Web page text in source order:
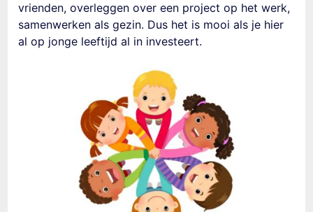
vrienden, overleggen over een project op het werk,
samenwerken als gezin. Dus het is mooi als je hier
alop jonge leeftijd al in investeert.